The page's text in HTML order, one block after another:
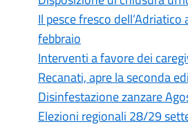
Il pesce fresco
febbraio
Interventi a favore dei
Recanati, apre la seconda
Disinfestazione zanzare
Elezioni regionali 28/29